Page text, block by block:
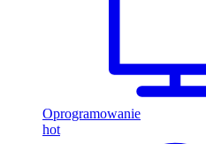
Oprogramowanie
hot